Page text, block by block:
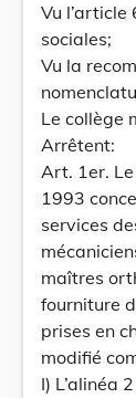
Vu l’article
sociales;
Vu la
Le collège
Arrêtent:
Art. 1er.
1993
services
maîtres
fourniture
prises en
modifié
I) L’alinéa